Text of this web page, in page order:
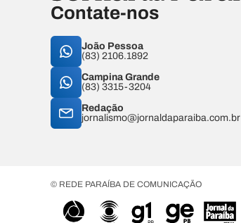
Contate-nos
João Pessoa
(83) 2106.1892
Campina Grande
(83) 3315-3204
Redação
jornalismo@jornaldaparaiba.com.br
© REDE PARAÍBA DE COMUNICAÇÃO